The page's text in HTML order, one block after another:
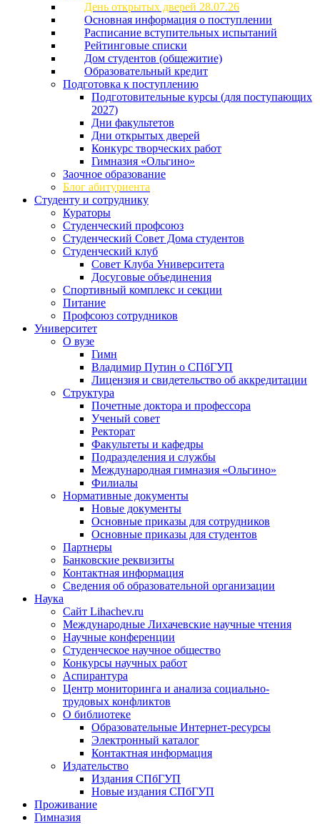
День открытых дверей 28.07.26
Основная информация о поступлении
Расписание вступительных испытаний
Рейтинговые списки
Дом студентов (общежитие)
Образовательный кредит
Подготовка к поступлению
Подготовительные курсы (для поступающих
2027)
Дни факультетов
Дни открытых дверей
Конкурс творческих работ
Гимназия «Ольгино»
Заочное образование
Блог абитуриента
Студенту и сотруднику
Кураторы
Студенческий профсоюз
Студенческий Совет Дома студентов
Студенческий клуб
Совет Клуба Университета
Досуговые объединения
Спортивный комплекс и секции
Питание
Профсоюз сотрудников
Университет
О вузе
Гимн
Владимир Путин о СПбГУП
Лицензия и свидетельство об аккредитации
Структура
Почетные доктора и профессора
Ученый совет
Ректорат
Факультеты и кафедры
Подразделения и службы
Международная гимназия «Ольгино»
Филиалы
Нормативные документы
Новые документы
Основные приказы для сотрудников
Основные приказы для студентов
Партнеры
Банковские реквизиты
Контактная информация
Сведения об образовательной организации
Наука
Сайт Lihachev.ru
Международные Лихачевские научные чтения
Научные конференции
Студенческое научное общество
Конкурсы научных работ
Аспирантура
Центр мониторинга и анализа социально-
трудовых конфликтов
О библиотеке
Образовательные Интернет-ресурсы
Электронный каталог
Контактная информация
Издательство
Издания СПбГУП
Новые издания СПбГУП
Проживание
Гимназия